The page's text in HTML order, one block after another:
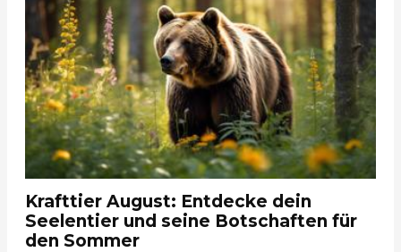
Krafttier August: Entdecke dein
Seelentier und seine Botschaften für
den Sommer